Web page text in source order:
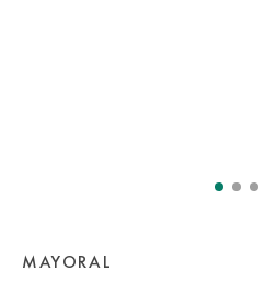
MAYORAL